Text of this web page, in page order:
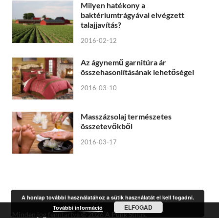
Milyen hatékony a
baktériumtrágyával elvégzett
talajjavítás?
2016-02-12
Az ágynemű garnitúra ár
összehasonlításának lehetőségei
2016-03-10
Masszázsolaj természetes
összetevőkből
2016-03-17
Minden jog fenntartva © 2026 A Punk Stílus.
A honlap további használatához a sütik használatát el kell fogadni.
További információ
ELFOGAD